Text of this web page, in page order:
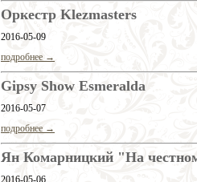
Оркестр Klezmasters
2016-05-09
подробнее →
Gipsy Show Esmeralda
2016-05-07
подробнее →
Ян Комарницкий "На
2016-05-06